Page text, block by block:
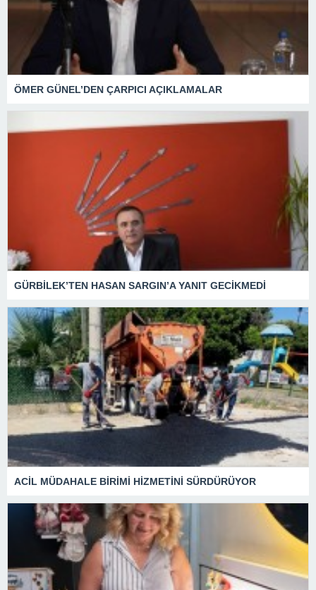
ÖMER GÜNEL’DEN ÇARPICI AÇIKLAMALAR
GÜRBİLEK’TEN HASAN SARGIN’A YANIT GECİKMEDİ
ACİL MÜDAHALE BİRİMİ HİZMETİNİ SÜRDÜRÜYOR